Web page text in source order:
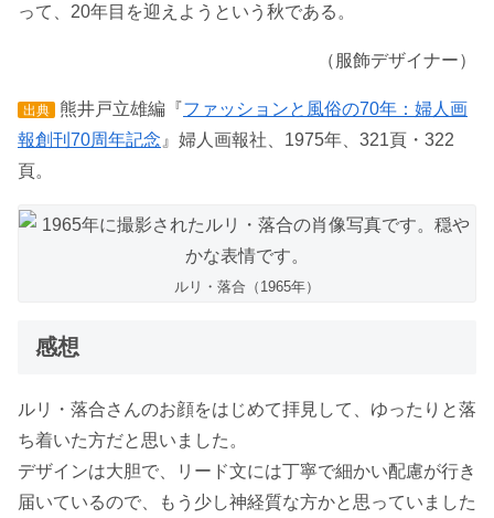
って、20年目を迎えようという秋である。
（服飾デザイナー）
出典 熊井戸立雄編『ファッションと風俗の70年：婦人画
報創刊70周年記念 』婦人画報社、1975年、321頁・322
頁。
ルリ・落合（1965年）
感想
ルリ・落合さんのお顔をはじめて拝見して、ゆったりと落
ち着いた方だと思いました。
デザインは大胆で、リード文には丁寧で細かい配慮が行き
届いているので、もう少し神経質な方かと思っていました